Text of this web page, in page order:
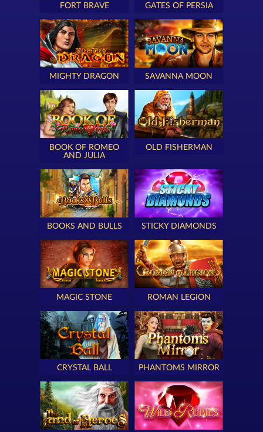
FORT BRAVE GATES OF PERSIA
MIGHTY DRAGON SAVANNA MOON
BOOK OF ROMEO
AND JULIA
OLD FISHERMAN
BOOKS AND BULLS STICKY DIAMONDS
MAGIC STONE ROMAN LEGION
CRYSTAL BALL PHANTOMS MIRROR